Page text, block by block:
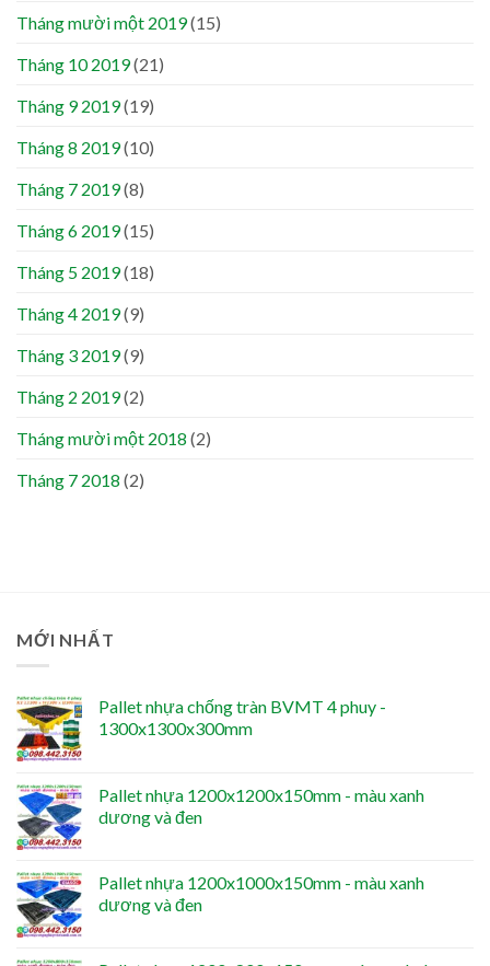
Tháng mười một 2019(15)
Tháng 10 2019(21)
Tháng 9 2019(19)
Tháng 8 2019(10)
Tháng 7 2019(8)
Tháng 6 2019(15)
Tháng 5 2019(18)
Tháng 4 2019(9)
Tháng 3 2019(9)
Tháng 2 2019(2)
Tháng mười một 2018 (2)
Tháng 7 2018 (2)
MỚI NHẤT
Pallet nhựa chống tràn BVMT 4 phuy -
1300x1300x300mm
Pallet nhựa 1200x1200x150mm - màu xanh
dương và đen
Pallet nhựa 1200x1000x150mm - màu xanh
dương và đen